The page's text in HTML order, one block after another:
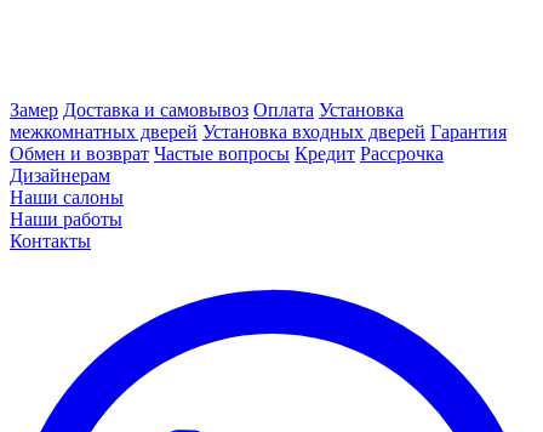
Замер Доставка и самовывоз Оплата Установка
межкомнатных дверей Установка входных дверей Гарантия
Обмен и возврат Частые вопросы Кредит Рассрочка
Дизайнерам
Наши салоны
Наши работы
Контакты